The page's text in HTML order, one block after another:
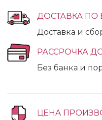
ДОСТАВКА ПО
Доставка и
РАССРОЧКА
Без банка и
ЦЕНА